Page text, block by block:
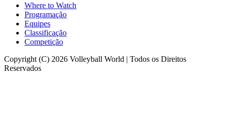
Where to Watch
Programação
Equipes
Classificação
Competição
Copyright (C) 2026 Volleyball World | Todos os Direitos
Reservados